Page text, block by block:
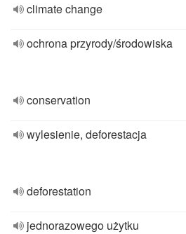
climate change
ochrona przyrody/środowiska
conservation
wylesienie, deforestacja
deforestation
jednorazowego użytku